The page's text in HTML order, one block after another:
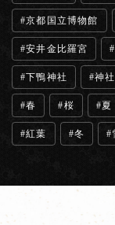
京都国立博物館
安井金比羅宮
下鴨神社 神
春 桜 夏
紅葉 冬